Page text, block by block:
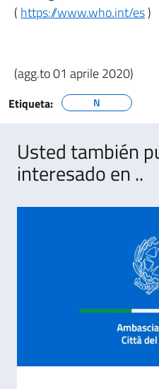
( https://www.who.int/es)
(agg.to 01 aprile 2020)
Etiqueta: N
Usted también
interesado en ..